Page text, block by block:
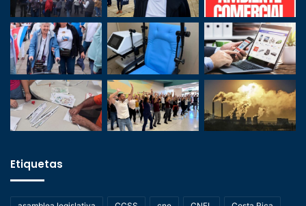
Etiquetas